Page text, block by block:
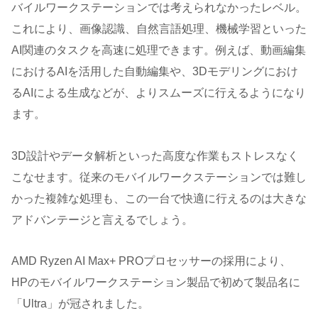
バイルワークステーションでは考えられなかったレベル。
これにより、画像認識、自然言語処理、機械学習といった
AI関連のタスクを高速に処理できます。例えば、動画編集
におけるAIを活用した自動編集や、3Dモデリングにおけ
るAIによる生成などが、よりスムーズに行えるようになり
ます。
3D設計やデータ解析といった高度な作業もストレスなく
こなせます。従来のモバイルワークステーションでは難し
かった複雑な処理も、この一台で快適に行えるのは大きな
アドバンテージと言えるでしょう。
AMD Ryzen AI Max+ PROプロセッサーの採用により、
HPのモバイルワークステーション製品で初めて製品名に
「Ultra」が冠されました。